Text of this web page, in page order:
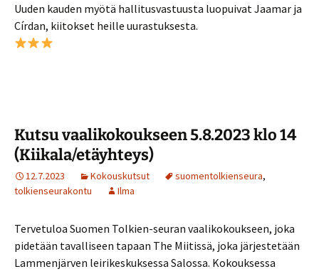
Uuden kauden myötä hallitusvastuusta luopuivat Jaamar ja
Círdan, kiitokset heille uurastuksesta.
Kutsu vaalikokoukseen 5.8.2023 klo 14
(Kiikala/etäyhteys)
12.7.2023 Kokouskutsut suomentolkienseura,
tolkienseurakontu
Ilma
Tervetuloa Suomen Tolkien-seuran vaalikokoukseen, joka
pidetään tavalliseen tapaan The Miitissä, joka järjestetään
Lammenjärven leirikeskuksessa Salossa. Kokouksessa